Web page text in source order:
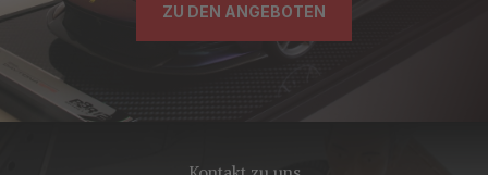
ZU DEN ANGEBOTEN